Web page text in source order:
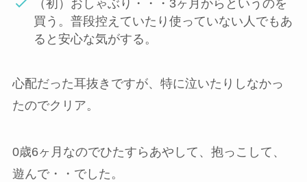
（初）おしゃぶり・・・3ヶ月からというのを
買う。普段控えていたり使っていない人でもあ
ると安心な気がする。
心配だった耳抜きですが、特に泣いたりしなかっ
たのでクリア。
0歳6ヶ月なのでひたすらあやして、抱っこして、
遊んで・・でした。